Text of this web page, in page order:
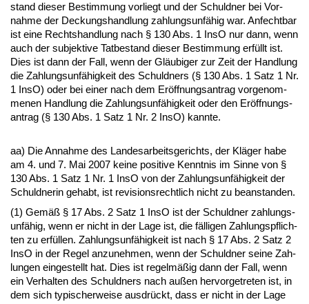
stand die­ser Be­stim­mung vor­liegt und der Schuld­ner bei Vor­
nah­me der De­ckungs­hand­lung zah­lungs­unfähig war. An­fecht­bar
ist ei­ne Rechts­hand­lung nach § 130 Abs. 1 In­sO nur dann, wenn
auch der sub­jek­ti­ve Tat­be­stand die­ser Be­stim­mung erfüllt ist.
Dies ist dann der Fall, wenn der Gläubi­ger zur Zeit der Hand­lung
die Zah­lungs­unfähig­keit des Schuld­ners (§ 130 Abs. 1 Satz 1 Nr.
1 In­sO) oder bei ei­ner nach dem Eröff­nungs­an­trag vor­ge­nom­
me­nen Hand­lung die Zah­lungs­unfähig­keit oder den Eröff­nungs­
an­trag (§ 130 Abs. 1 Satz 1 Nr. 2 In­sO) kann­te.
aa) Die An­nah­me des Lan­des­ar­beits­ge­richts, der Kläger ha­be
am 4. und 7. Mai 2007 kei­ne po­si­ti­ve Kennt­nis im Sin­ne von §
130 Abs. 1 Satz 1 Nr. 1 In­sO von der Zah­lungs­unfähig­keit der
Schuld­ne­rin ge­habt, ist re­vi­si­ons­recht­lich nicht zu be­an­stan­den.
(1) Gemäß § 17 Abs. 2 Satz 1 In­sO ist der Schuld­ner zah­lungs­
unfähig, wenn er nicht in der La­ge ist, die fälli­gen Zah­lungs­pflich­
ten zu erfüllen. Zah­lungs­unfähig­keit ist nach § 17 Abs. 2 Satz 2
In­sO in der Re­gel an­zu­neh­men, wenn der Schuld­ner sei­ne Zah­
lun­gen ein­ge­stellt hat. Dies ist re­gelmäßig dann der Fall, wenn
ein Ver­hal­ten des Schuld­ners nach außen her­vor­ge­tre­ten ist, in
dem sich ty­pi­scher­wei­se aus­drückt, dass er nicht in der La­ge